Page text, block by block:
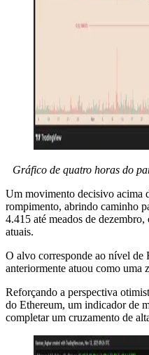
Gráfico de quatro horas do
Um movimento decisivo acima
rompimento, abrindo caminho
4.415 até meados de
atuais.
O alvo corresponde ao nível de
anteriormente atuou como uma
Reforçando a perspectiva
do Ethereum, um indicador de
completar um cruzamento de